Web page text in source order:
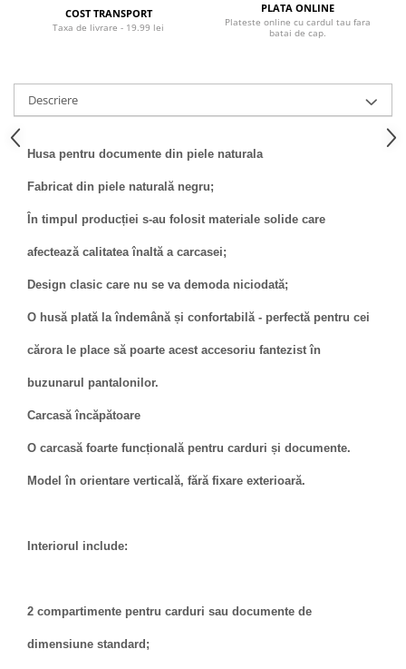
COST TRANSPORT
Taxa de livrare - 19.99 lei
PLATA ONLINE
Plateste online cu cardul tau fara
batai de cap.
Descriere
Husa pentru documente din piele naturala
Fabricat din piele naturală negru;
În timpul producției s-au folosit materiale solide care
afectează calitatea înaltă a carcasei;
Design clasic care nu se va demoda niciodată;
O husă plată la îndemână și confortabilă - perfectă pentru cei
cărora le place să poarte acest accesoriu fantezist în
buzunarul pantalonilor.
Carcasă încăpătoare
O carcasă foarte funcțională pentru carduri și documente.
Model în orientare verticală, fără fixare exterioară.
Interiorul include:
2 compartimente pentru carduri sau documente de
dimensiune standard;